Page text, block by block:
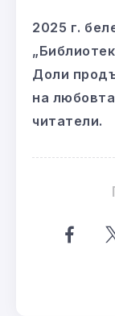
2025 г.
Доли
на
читатели.